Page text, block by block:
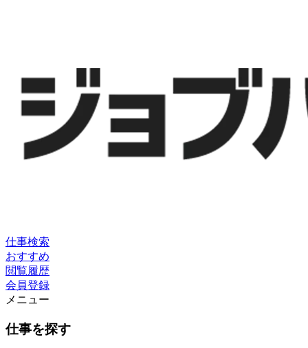
仕事検索
おすすめ
閲覧履歴
会員登録
メニュー
仕事を探す